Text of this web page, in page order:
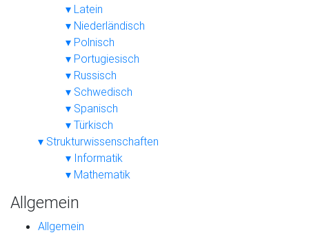
Latein
Niederländisch
Polnisch
Portugiesisch
Russisch
Schwedisch
Spanisch
Türkisch
Strukturwissenschaften
Informatik
Mathematik
Allgemein
Allgemein